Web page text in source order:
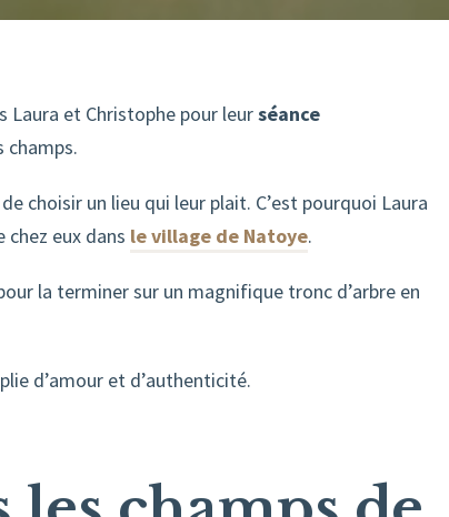
Laura et Christophe pour leurséance
champs.
choisir un lieu qui leur plait. C’est pourquoi Laura
chez eux dans le village de Natoye.
la terminer sur un magnifique tronc d’arbre en
d’amour et d’authenticité.